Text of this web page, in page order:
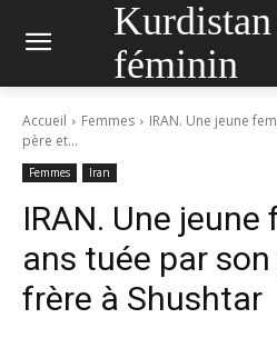
féminin
Accueil Femmes
IRAN. Une jeune
père et...
Femmes Iran
IRAN. Une
ans tuée par
frère à Shushtar